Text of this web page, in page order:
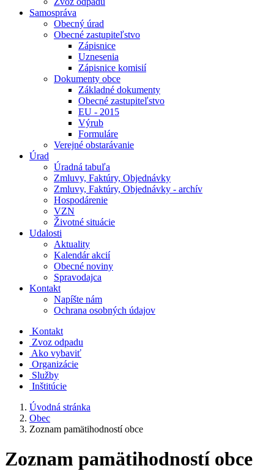
Samospráva
Obecný úrad
Obecné zastupiteľstvo
Zápisnice
Uznesenia
Zápisnice komisií
Dokumenty obce
Základné dokumenty
Obecné zastupiteľstvo
EU - 2015
Výrub
Formuláre
Verejné obstarávanie
Úrad
Úradná tabuľa
Zmluvy, Faktúry, Objednávky
Zmluvy, Faktúry, Objednávky - archív
Hospodárenie
VZN
Životné situácie
Udalosti
Aktuality
Kalendár akcií
Obecné noviny
Spravodajca
Kontakt
Napíšte nám
Ochrana osobných údajov
Kontakt
Zvoz odpadu
Ako vybaviť
Organizácie
Služby
Inštitúcie
Úvodná stránka
Obec
Zoznam pamätihodností obce
Zoznam pamätihodností obce